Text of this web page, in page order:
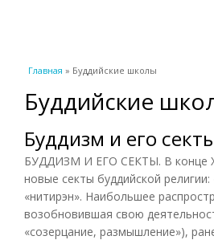
Вы здесь
Главная » Буддийские школы
Буддийские
Буддизм и его
БУДДИЗМ И ЕГО СЕКТЫ. В конце
новые секты буддийской религии:
«нитирэн». Наибольшее
возобновившая свою
«созерцание, размышление»),